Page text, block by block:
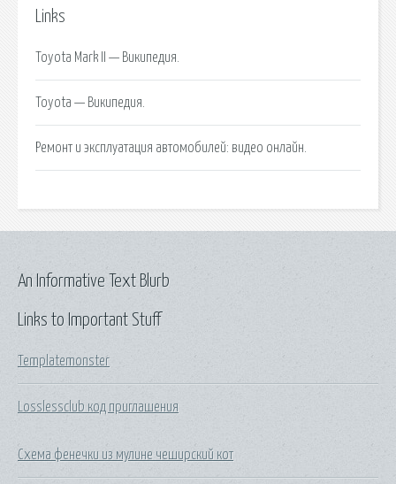
Links
Toyota Mark II — Википедия.
Toyota — Википедия.
Ремонт и эксплуатация автомобилей: видео онлайн.
Links to Important Stuff
Templatemonster
Losslessclub код приглашения
Схема фенечки из мулине чеширский кот
An Informative Text Blurb